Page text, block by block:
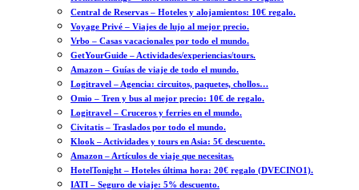
Central de Reservas – Hoteles y alojamientos: 10€ regalo.
Voyage Privé – Viajes de lujo al mejor precio.
Vrbo – Casas vacacionales por todo el mundo.
GetYourGuide – Actividades/experiencias/tours.
Amazon – Guías de viaje de todo el mundo.
Logitravel – Agencia: circuitos, paquetes, chollos…
Omio – Tren y bus al mejor precio: 10€ de regalo.
Logitravel – Cruceros y ferries en el mundo.
Civitatis – Traslados por todo el mundo.
Klook – Actividades y tours en Asia: 5€ descuento.
Amazon – Artículos de viaje que necesitas.
HotelTonight – Hoteles última hora: 20€ regalo (DVECINO1).
IATI – Seguro de viaje: 5% descuento.